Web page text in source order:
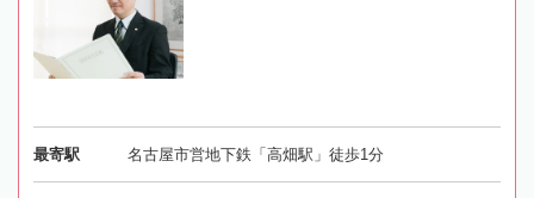
最寄駅 名古屋市営地下鉄「高畑駅」徒歩1分